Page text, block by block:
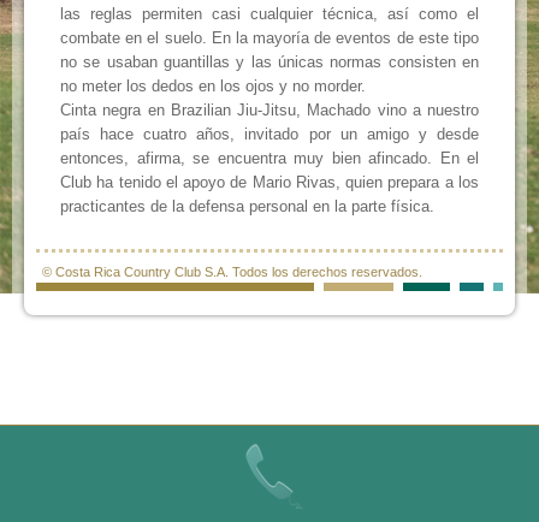
las reglas permiten casi cualquier técnica, así como el
combate en el suelo. En la mayoría de eventos de este tipo
no se usaban guantillas y las únicas normas consisten en
no meter los dedos en los ojos y no morder.
Cinta negra en Brazilian Jiu-Jitsu, Machado vino a nuestro
país hace cuatro años, invitado por un amigo y desde
entonces, afirma, se encuentra muy bien afincado. En el
Club ha tenido el apoyo de Mario Rivas, quien prepara a los
practicantes de la defensa personal en la parte física.
© Costa Rica Country Club S.A. Todos los derechos reservados.